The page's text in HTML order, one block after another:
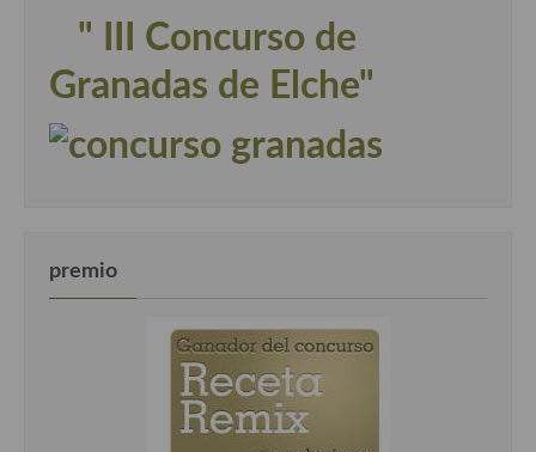
" III Concurso de
Granadas de Elche"
premio